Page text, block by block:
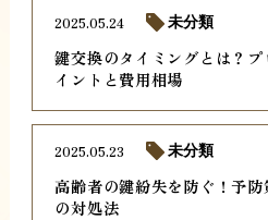
鍵交換のタイミングとは？
イントと費用相場
2025.05.24 未分類
高齢者の鍵紛失を防ぐ！予
の対処法
2025.05.23 未分類